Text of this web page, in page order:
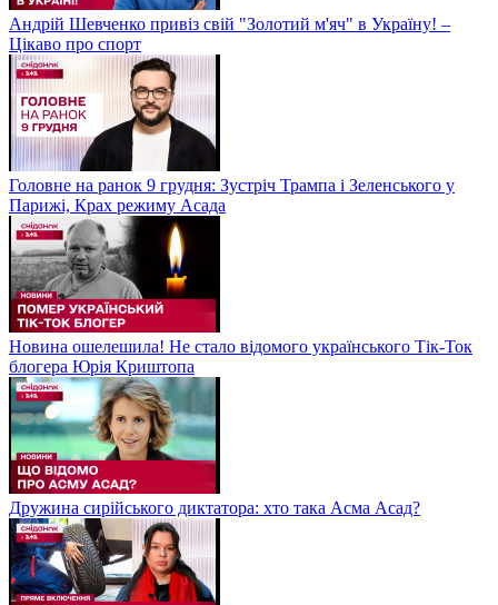
Андрій Шевченко привіз свій "Золотий м'яч" в Україну! –
Цікаво про спорт
Головне на ранок 9 грудня: Зустріч Трампа і Зеленського у
Парижі, Крах режиму Асада
Новина ошелешила! Не стало відомого українського Тік-Ток
блогера Юрія Криштопа
Дружина сирійського диктатора: хто така Асма Асад?